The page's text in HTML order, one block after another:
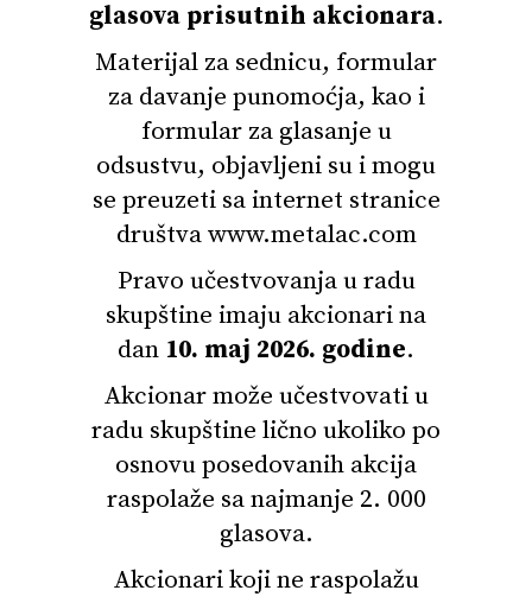
glasova prisutnih akcionara.
Materijal za sednicu, formular
za davanje punomoćja, kao i
formular za glasanje u
odsustvu, objavljeni su i mogu
se preuzeti sa internet stranice
društva www.metalac.com
Pravo učestvovanja u radu
skupštine imaju akcionari na
dan 10. maj 2026. godine.
Akcionar može učestvovati u
radu skupštine lično ukoliko po
osnovu posedovanih akcija
raspolaže sa najmanje 2. 000
glasova.
Akcionari koji ne raspolažu